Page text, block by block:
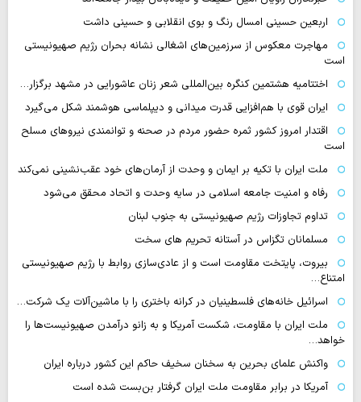
اربعین حسینی امسال رنگ و بوی انقلابی و حسینی داشت
مهاجرت معکوس از سرزمین‌های اشغالی نشانه بحران رژیم صهیونیستی
است
اختتامیه هشتمین کنگره بین‌المللی شعر زنان عاشورایی در مشهد برگزار…
ایران قوی با هم‌افزایی قدرت میدانی و دیپلماسی هوشمند شکل می‌گیرد
اقتدار امروز کشور ثمره حضور مردم در صحنه و توانمندی نیروهای مسلح
است
ملت ایران با تکیه بر ایمان و وحدت از آرمان‌های خود عقب‌نشینی نمی‌کند
رفاه و امنیت جامعه اسلامی در سایه وحدت و اتحاد محقق می‌شود
تداوم تجاوزات رژیم صهیونیستی به جنوب لبنان
مسلمانان تگزاس در آستانه تحریم های سخت
بیروت، پایتخت مقاومت است و از عادی‌سازی روابط با رژیم صهیونیستی
امتناع…
اسرائیل خانه‌های فلسطینیان در کرانه باختری را با ماشین‌آلات یک شرکت…
ملت ایران با مقاومت، شکست آمریکا و به زانو درآمدن صهیونیست‌ها را
خواهد…
واکنش علمای بحرین به سخنان سخیف حاکم این کشور درباره ایران
آمریکا در برابر مقاومت ملت ایران گرفتار بن‌بست شده است